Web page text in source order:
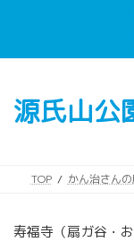
源氏山公
TOP かん治さん
寿福寺（扇ガ谷・